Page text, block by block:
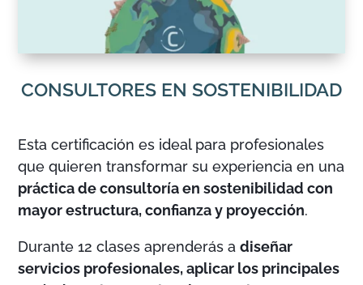
CONSULTORES EN SOSTENIBILIDAD
Esta certificación es ideal para profesionales
que quieren transformar su experiencia en una
práctica de consultoría en sostenibilidad con
mayor estructura, confianza y proyección.
Durante 12 clases aprenderás adiseñar
servicios profesionales, aplicar los principales